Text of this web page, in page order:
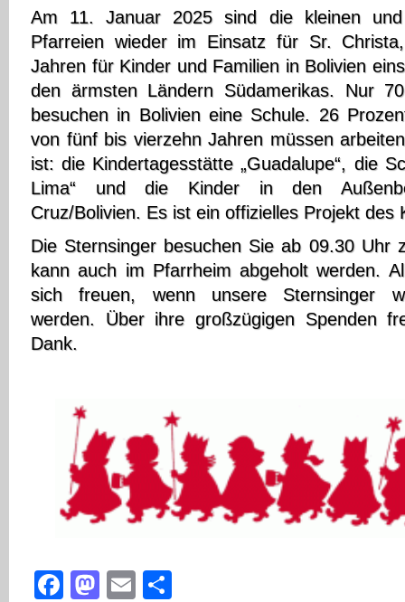
Am 11. Januar 2025 sind die kleinen
Pfarreien wieder im Einsatz für Sr.
Jahren für Kinder und Familien in Bolivien
den ärmsten Ländern Südamerikas. Nur
besuchen in Bolivien eine Schule. 26
von fünf bis vierzehn Jahren müssen
ist: die Kindertagesstätte „Guadalupe“, die
Lima“ und die Kinder in den
Cruz/Bolivien. Es ist ein offizielles Projekt des
Die Sternsinger besuchen Sie ab 09.30 Uhr
kann auch im Pfarrheim abgeholt werden.
sich freuen, wenn unsere Sternsinger
werden. Über ihre großzügigen Spenden
Dank.
Facebook
Mastodon
Email